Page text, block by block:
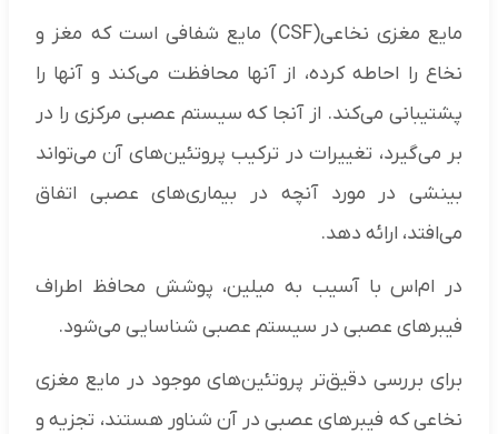
مایع ​​مغزی نخاعی(CSF) مایع شفافی است که مغز و
نخاع را احاطه کرده، از آنها محافظت می‌کند و آنها را
پشتیبانی می‌کند. از آنجا که سیستم عصبی مرکزی را در
بر می‌گیرد، تغییرات در ترکیب پروتئین‌های آن می‌تواند
بینشی در مورد آنچه در بیماری‌های عصبی اتفاق
می‌افتد، ارائه دهد.
در ام‌اس با آسیب به میلین، پوشش محافظ اطراف
فیبرهای عصبی در سیستم عصبی شناسایی می‌شود.
برای بررسی دقیق‌تر پروتئین‌های موجود در مایع ​​مغزی
نخاعی که فیبرهای عصبی در آن شناور هستند، تجزیه و